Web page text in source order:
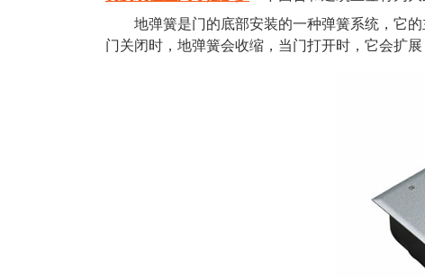
地弹簧是门的底部安装的一种弹簧系统，它的
门关闭时，地弹簧会收缩，当门打开时，它会扩